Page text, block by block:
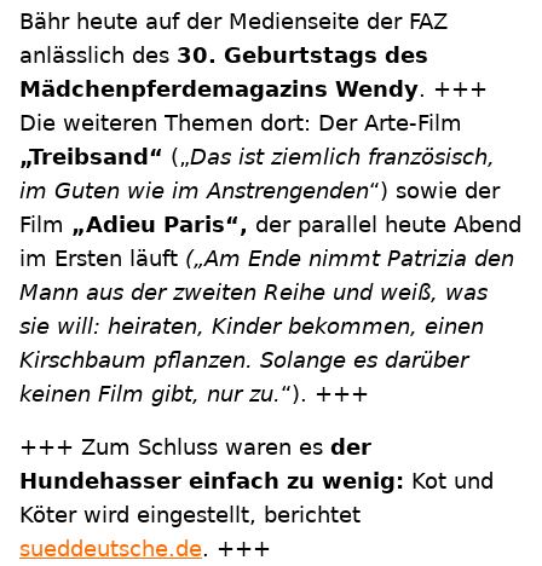
Bähr heute auf der Medienseite der FAZ
anlässlich des 30. Geburtstags des
Mädchenpferdemagazins Wendy. +++
Die weiteren Themen dort: Der Arte-Film
„Treibsand“ („Das ist ziemlich französisch,
im Guten wie im Anstrengenden“) sowie der
Film „Adieu Paris“, der parallel heute Abend
im Ersten läuft („Am Ende nimmt Patrizia den
Mann aus der zweiten Reihe und weiß, was
sie will: heiraten, Kinder bekommen, einen
Kirschbaum pflanzen. Solange es darüber
keinen Film gibt, nur zu.“). +++
+++ Zum Schluss waren es der
Hundehasser einfach zu wenig: Kot und
Köter wird eingestellt, berichtet
sueddeutsche.de. +++